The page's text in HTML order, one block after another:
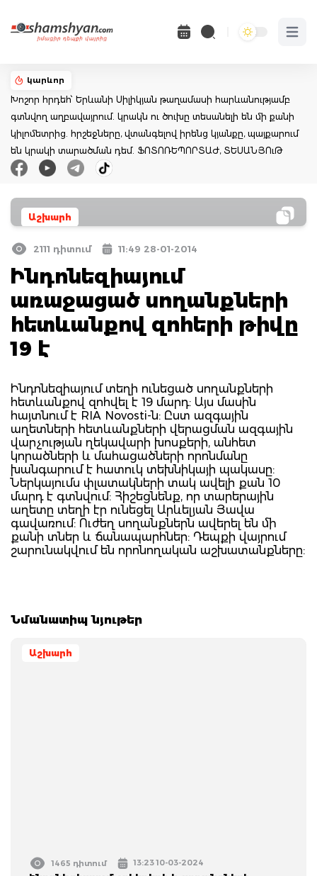
Open
կարևոր
Խոշոր հրդեհ՝ Երևանի Սիլիկյան թաղամասի հարևանությամբ
գտնվող աղբավայրում. կրակն ու ծուխը տեսանելի են մի քանի
կիլոմետրից. հրշեջները, վտանգելով իրենց կյանքը, պայքարում
են կրակի տարածման դեմ. ՖՈՏՈՌԵՊՈՐՏԱԺ, ՏԵՍԱՆՅՈւԹ
Աշխարհ
2111 դիտում 11:49 28-01-2014
Ինդոնեզիայում
առաջացած սողանքների
հետևանքով զոհերի թիվը
19 է
Ինդոնեզիայում տեղի ունեցած սողանքների
հետևանքով զոհվել է 19 մարդ: Այս մասին
հայտնում է RIA Novosti-ն: Ըստ ազգային
աղետների հետևանքների վերացման ազգային
վարչության ղեկավարի խոսքերի, անհետ
կորածների և մահացածների որոնմանը
խանգարում է հատուկ տեխնիկայի պակասը:
Ներկայումս փլատակների տակ ավելի քան 10
մարդ է գտնվում: Հիշեցնենք, որ տարերային
աղետը տեղի էր ունեցել Արևելյան Յավա
գավառում: Ուժեղ սողանքներն ավերել են մի
քանի տներ և ճանապարհներ: Դեպքի վայրում
շարունակվում են որոնողական աշխատանքները:
Նմանատիպ նյութեր
Աշխարհ
1465 դիտում 13:23 10-03-2024